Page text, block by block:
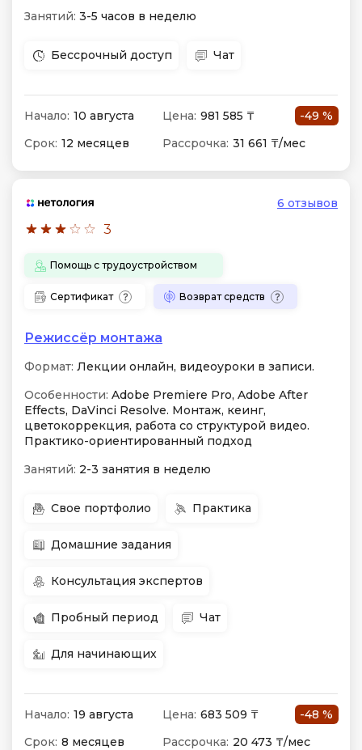
Занятий: 3-5 часов в неделю
Бессрочный доступ Чат
Начало: 10 августа Цена: 981 585 ₸
-49 %
Срок: 12 месяцев Рассрочка: 31 661 ₸/мес
3
6 отзывов
Помощь с трудоустройством
Сертификат Возврат средств
Режиссёр монтажа
Формат: Лекции онлайн, видеоуроки в записи.
Особенности: Adobe Premiere Pro, Adobe After
Effects, DaVinci Resolve. Монтаж, кеинг,
цветокоррекция, работа со структурой видео.
Практико-ориентированный подход
Занятий: 2-3 занятия в неделю
Свое портфолио Практика
Домашние задания
Консультация экспертов
Пробный период Чат
Для начинающих
Начало: 19 августа Цена: 683 509 ₸
-48 %
Срок: 8 месяцев Рассрочка: 20 473 ₸/мес